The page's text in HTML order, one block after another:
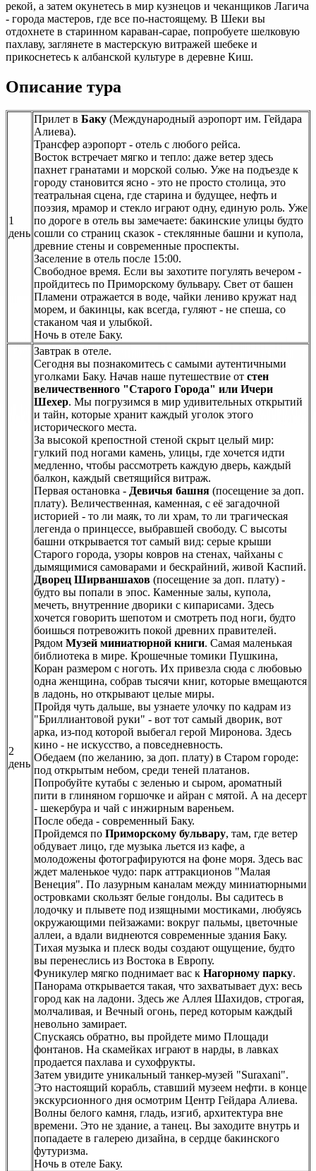
рекой, а затем окунетесь в мир кузнецов и чеканщиков Лагича
- города мастеров, где все по-настоящему. В Шеки вы
отдохнете в старинном караван-сарае, попробуете шелковую
пахлаву, заглянете в мастерскую витражей шебеке и
прикоснетесь к албанской культуре в деревне Киш.
Описание тура
1
день
Прилет в Баку (Международный аэропорт им. Гейдара
Алиева).
Трансфер аэропорт - отель с любого рейса.
Восток встречает мягко и тепло: даже ветер здесь
пахнет гранатами и морской солью. Уже на подъезде к
городу становится ясно - это не просто столица, это
театральная сцена, где старина и будущее, нефть и
поэзия, мрамор и стекло играют одну, единую роль. Уже
по дороге в отель вы замечаете: бакинские улицы будто
сошли со страниц сказок - стеклянные башни и купола,
древние стены и современные проспекты.
Заселение в отель после 15:00.
Свободное время. Если вы захотите погулять вечером -
пройдитесь по Приморскому бульвару. Свет от башен
Пламени отражается в воде, чайки лениво кружат над
морем, и бакинцы, как всегда, гуляют - не спеша, со
стаканом чая и улыбкой.
Ночь в отеле Баку.
2
день
Завтрак в отеле.
Сегодня вы познакомитесь с самыми аутентичными
уголками Баку. Начав наше путешествие от стен
величественного "Старого Города" или Ичери
Шехер. Мы погрузимся в мир удивительных открытий
и тайн, которые хранит каждый уголок этого
исторического места.
За высокой крепостной стеной скрыт целый мир:
гулкий под ногами камень, улицы, где хочется идти
медленно, чтобы рассмотреть каждую дверь, каждый
балкон, каждый светящийся витраж.
Первая остановка - Девичья башня (посещение за доп.
плату). Величественная, каменная, с её загадочной
историей - то ли маяк, то ли храм, то ли трагическая
легенда о принцессе, выбравшей свободу. С высоты
башни открывается тот самый вид: серые крыши
Старого города, узоры ковров на стенах, чайханы с
дымящимися самоварами и бескрайний, живой Каспий.
Дворец Ширваншахов (посещение за доп. плату) -
будто вы попали в эпос. Каменные залы, купола,
мечеть, внутренние дворики с кипарисами. Здесь
хочется говорить шепотом и смотреть под ноги, будто
боишься потревожить покой древних правителей.
Рядом Музей миниатюрной книги. Самая маленькая
библиотека в мире. Крошечные томики Пушкина,
Коран размером с ноготь. Их привезла сюда с любовью
одна женщина, собрав тысячи книг, которые вмещаются
в ладонь, но открывают целые миры.
Пройдя чуть дальше, вы узнаете улочку по кадрам из
"Бриллиантовой руки" - вот тот самый дворик, вот
арка, из-под которой выбегал герой Миронова. Здесь
кино - не искусство, а повседневность.
Обедаем (по желанию, за доп. плату) в Старом городе:
под открытым небом, среди теней платанов.
Попробуйте кутабы с зеленью и сыром, ароматный
пити в глиняном горшочке и айран с мятой. А на десерт
- шекербура и чай с инжирным вареньем.
После обеда - современный Баку.
Пройдемся по Приморскому бульвару, там, где ветер
обдувает лицо, где музыка льется из кафе, а
молодожены фотографируются на фоне моря. Здесь вас
ждет маленькое чудо: парк аттракционов "Малая
Венеция". По лазурным каналам между миниатюрными
островками скользят белые гондолы. Вы садитесь в
лодочку и плывете под изящными мостиками, любуясь
окружающими пейзажами: вокруг пальмы, цветочные
аллеи, а вдали виднеются современные здания Баку.
Тихая музыка и плеск воды создают ощущение, будто
вы перенеслись из Востока в Европу.
Фуникулер мягко поднимает вас к Нагорному парку.
Панорама открывается такая, что захватывает дух: весь
город как на ладони. Здесь же Аллея Шахидов, строгая,
молчаливая, и Вечный огонь, перед которым каждый
невольно замирает.
Спускаясь обратно, вы пройдете мимо Площади
фонтанов. На скамейках играют в нарды, в лавках
продается пахлава и сухофрукты.
Затем увидите уникальный танкер-музей "Suraxani".
Это настоящий корабль, ставший музеем нефти. в конце
экскурсионного дня осмотрим Центр Гейдара Алиева.
Волны белого камня, гладь, изгиб, архитектура вне
времени. Это не здание, а танец. Вы заходите внутрь и
попадаете в галерею дизайна, в сердце бакинского
футуризма.
Ночь в отеле Баку.